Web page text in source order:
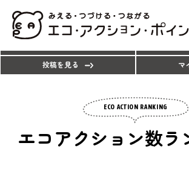
投稿を見る
マ
ECO ACTION RANKING
エコアクション数ラ